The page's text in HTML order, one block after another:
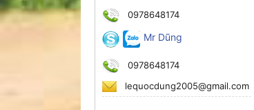
0978648174
Mr Dũng
0978648174
lequocdung2005@gmail.com